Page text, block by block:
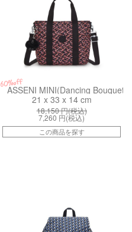
60%off
ASSENI MINI(Dancing Bouquet)
21 x 33 x 14 cm
18,150円(税込)
7,260 円(税込)
この商品を探す